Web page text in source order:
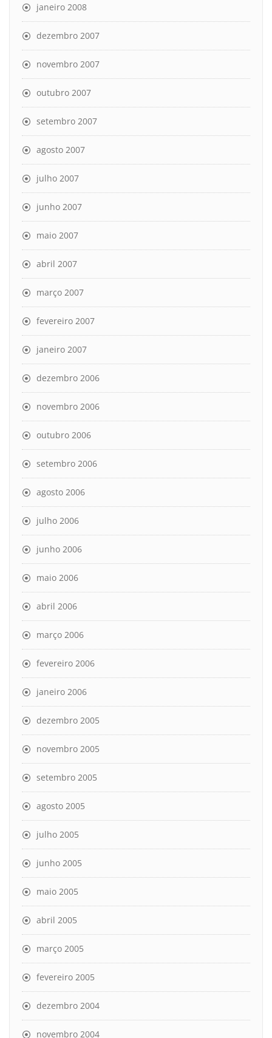
janeiro 2008
dezembro 2007
novembro 2007
outubro 2007
setembro 2007
agosto 2007
julho 2007
junho 2007
maio 2007
abril 2007
março 2007
fevereiro 2007
janeiro 2007
dezembro 2006
novembro 2006
outubro 2006
setembro 2006
agosto 2006
julho 2006
junho 2006
maio 2006
abril 2006
março 2006
fevereiro 2006
janeiro 2006
dezembro 2005
novembro 2005
setembro 2005
agosto 2005
julho 2005
junho 2005
maio 2005
abril 2005
março 2005
fevereiro 2005
dezembro 2004
novembro 2004